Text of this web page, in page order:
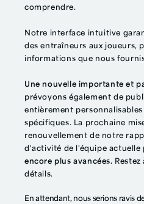
comprendre.
Notre interface intuitive
des entraîneurs aux joueurs,
informations que nous
Une nouvelle importante et
prévoyons également de
entièrement personnalisables
spécifiques. La prochaine
renouvellement de notre
d'activité de l'équipe actuelle
encore plus avancées.
détails.
En attendant, nous serions ravis